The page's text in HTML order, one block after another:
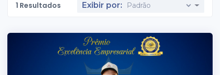
1 Resultados Exibir por: